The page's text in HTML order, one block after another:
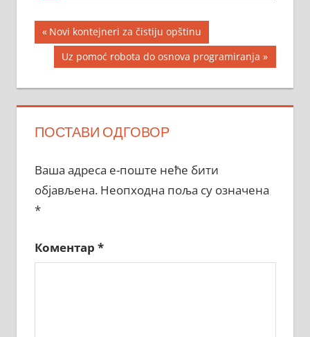
Кретање
чланка
Previous
Post:
Novi kontejneri za čistiju opštinu
Next
Post:
Uz pomoć robota do osnova programiranja
ПОСТАВИ ОДГОВОР
Ваша адреса е-поште неће бити
објављена. Неопходна поља су означена
*
Коментар *